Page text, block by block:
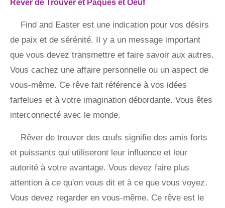
Rêver de Trouver et Pâques et Oeuf
Find and Easter est une indication pour vos désirs
de paix et de sérénité. Il y a un message important
que vous devez transmettre et faire savoir aux autres.
Vous cachez une affaire personnelle ou un aspect de
vous-même. Ce rêve fait référence à vos idées
farfelues et à votre imagination débordante. Vous êtes
interconnecté avec le monde.
Rêver de trouver des œufs signifie des amis forts
et puissants qui utiliseront leur influence et leur
autorité à votre avantage. Vous devez faire plus
attention à ce qu'on vous dit et à ce que vous voyez.
Vous devez regarder en vous-même. Ce rêve est le